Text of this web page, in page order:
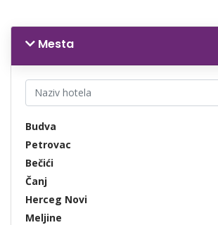
Mesta
Budva
Petrovac
Bečići
Čanj
Herceg Novi
Meljine